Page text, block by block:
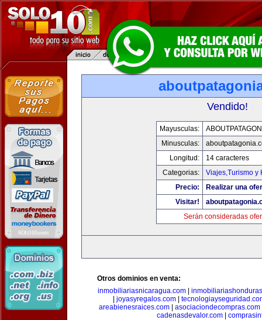
Vendido!
Mayusculas:
Minusculas:
Longitud:
14 caracteres
Categorias:
Viajes,Turismo y
Precio:
Realizar una
Visitar!
Serán consideradas
Otros dominios en venta:
inmobiliariasnicaragua.com|
joyasyregalos.com
areabienesraices.com| asociaciondecompras.com
cadenasdevalor.com